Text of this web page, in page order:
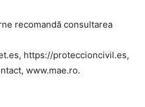
recomandă consultarea
https://proteccioncivil.es,
www.mae.ro.